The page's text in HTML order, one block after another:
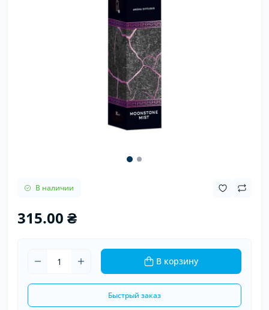
В наличии
315.00 ₴
В корзину
Быстрый заказ